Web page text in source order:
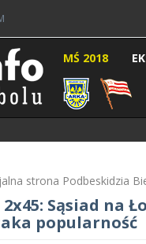
MŚ 2018
strona Podbeskidzia
Sąsiad na
popularność